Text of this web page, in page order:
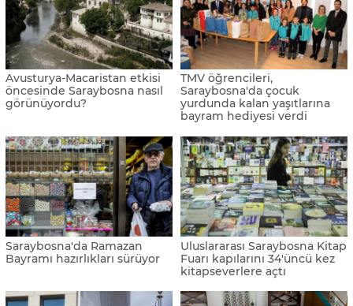
Avusturya-Macaristan etkisi
öncesinde Saraybosna nasıl
görünüyordu?
TMV öğrencileri,
Saraybosna'da çocuk
yurdunda kalan yaşıtlarına
bayram hediyesi verdi
Saraybosna'da Ramazan
Bayramı hazırlıkları sürüyor
Uluslararası Saraybosna Kitap
Fuarı kapılarını 34'üncü kez
kitapseverlere açtı